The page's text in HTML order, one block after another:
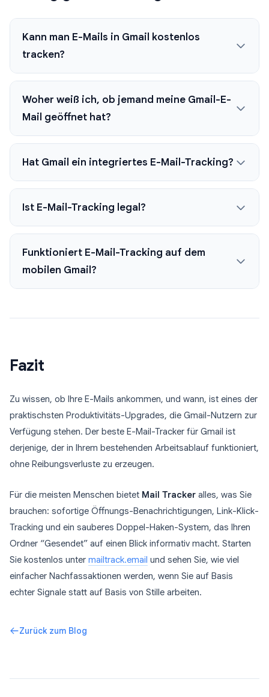
Kann man E-Mails in Gmail kostenlos
tracken?
Woher weiß ich, ob jemand meine Gmail-E-
Mail geöffnet hat?
Hat Gmail ein integriertes E-Mail-Tracking?
Ist E-Mail-Tracking legal?
Funktioniert E-Mail-Tracking auf dem
mobilen Gmail?
Fazit
Zu wissen, ob Ihre E-Mails ankommen, und wann, ist eines der
praktischsten Produktivitäts-Upgrades, die Gmail-Nutzern zur
Verfügung stehen. Der beste E-Mail-Tracker für Gmail ist
derjenige, der in Ihrem bestehenden Arbeitsablauf funktioniert,
ohne Reibungsverluste zu erzeugen.
Für die meisten Menschen bietet Mail Tracker alles, was Sie
brauchen: sofortige Öffnungs-Benachrichtigungen, Link-Klick-
Tracking und ein sauberes Doppel-Haken-System, das Ihren
Ordner “Gesendet” auf einen Blick informativ macht. Starten
Sie kostenlos unter mailtrack.email und sehen Sie, wie viel
einfacher Nachfassaktionen werden, wenn Sie auf Basis
echter Signale statt auf Basis von Stille arbeiten.
Zurück zum Blog